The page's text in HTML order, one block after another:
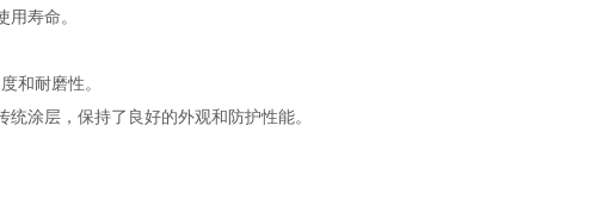
寿命。
和耐磨性。
涂层，保持了良好的外观和防护性能。